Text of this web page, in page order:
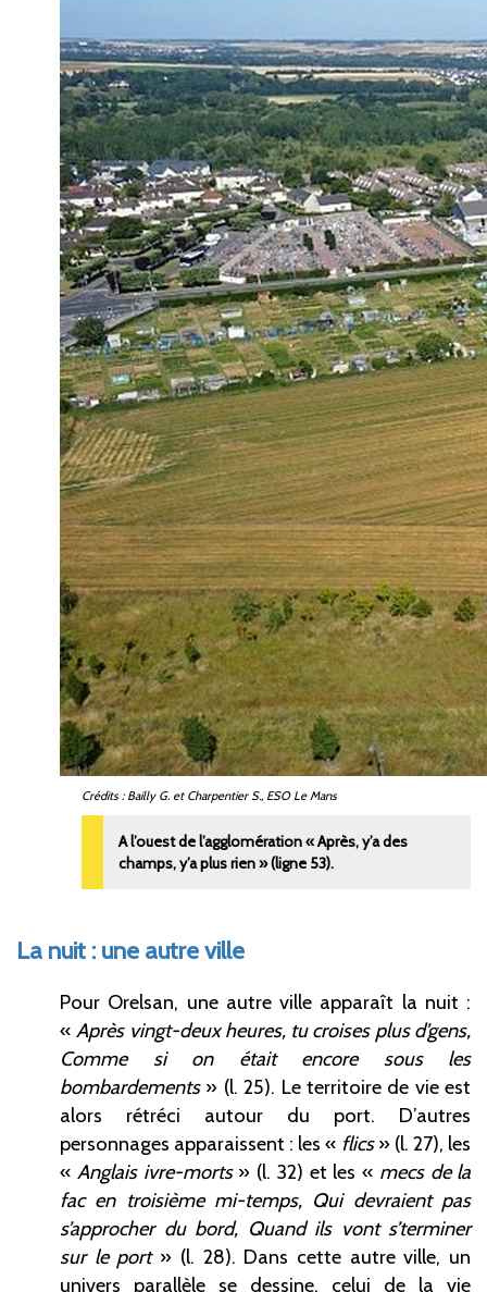
Crédits : Bailly G. et Charpentier S., ESO Le Mans
A l’ouest de l’agglomération « Après, y’a des
champs, y’a plus rien » (ligne 53).
La nuit : une autre ville
Pour Orelsan, une autre ville apparaît la nuit :
« Après vingt-deux heures, tu croises plus d’gens,
Comme si on était encore sous les
bombardements » (l. 25). Le territoire de vie est
alors rétréci autour du port. D’autres
personnages apparaissent : les « flics » (l. 27), les
« Anglais ivre-morts » (l. 32) et les « mecs de la
fac en troisième mi-temps, Qui devraient pas
s’approcher du bord, Quand ils vont s’terminer
sur le port » (l. 28). Dans cette autre ville, un
univers parallèle se dessine, celui de la vie